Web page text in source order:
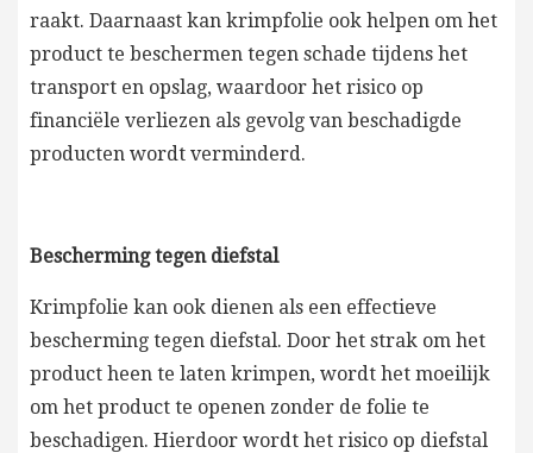
raakt. Daarnaast kan krimpfolie ook helpen om het
product te beschermen tegen schade tijdens het
transport en opslag, waardoor het risico op
financiële verliezen als gevolg van beschadigde
producten wordt verminderd.
Bescherming tegen diefstal
Krimpfolie kan ook dienen als een effectieve
bescherming tegen diefstal. Door het strak om het
product heen te laten krimpen, wordt het moeilijk
om het product te openen zonder de folie te
beschadigen. Hierdoor wordt het risico op diefstal